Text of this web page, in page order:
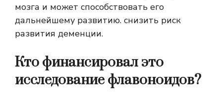
мозга и может способствовать его
дальнейшему развитию. снизить риск
развития деменции.
Кто финансировал это
исследование флавоноидов?